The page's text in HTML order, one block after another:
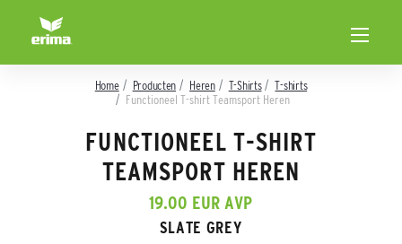
Home Producten Heren T-Shirts
T-shirts
Functioneel T-shirt Teamsport Heren
FUNCTIONEEL T-SHIRT
TEAMSPORT HEREN
19.00 EUR AVP
SLATE GREY